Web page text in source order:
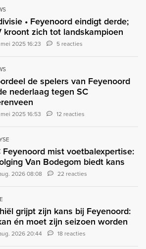
• Feyenoord eindigt derde;
kroont zich tot landskampioen
mei 2025 16:23 5 reacties
de spelers van Feyenoord
nederlaag tegen SC
mei 2025 16:53 12 reacties
Feyenoord mist voetbalexpertise:
Van Bodegom biedt kans
2026 08:08 22 reacties
grijpt zijn kans bij Feyenoord:
én moet zijn seizoen worden
2026 20:44 18 reacties